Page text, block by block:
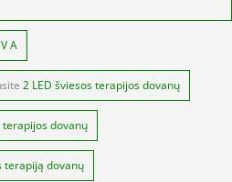
A
2 LED šviesos terapijos dovanų
terapijos dovanų
terapiją dovanų